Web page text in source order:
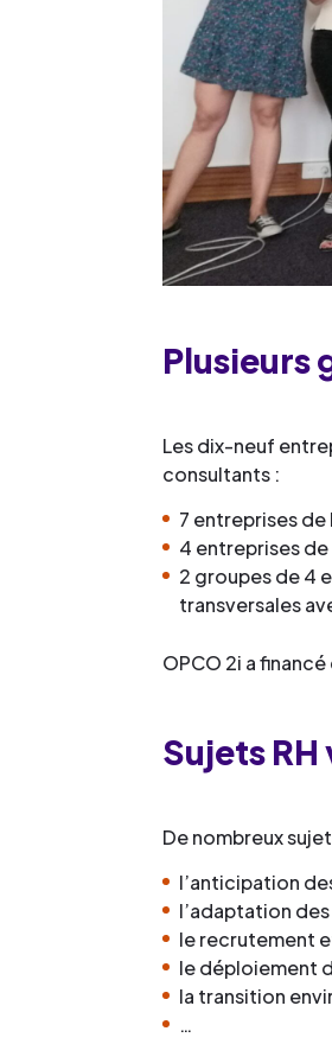
Plusieurs
Les dix-neuf
consultants :
7 entreprises
4 entreprises
2 groupes de 4
transversales
OPCO 2i a
Sujets
De nombreux
l’anticipation
l’adaptation
le recrutement
le déploiement
la transition
…